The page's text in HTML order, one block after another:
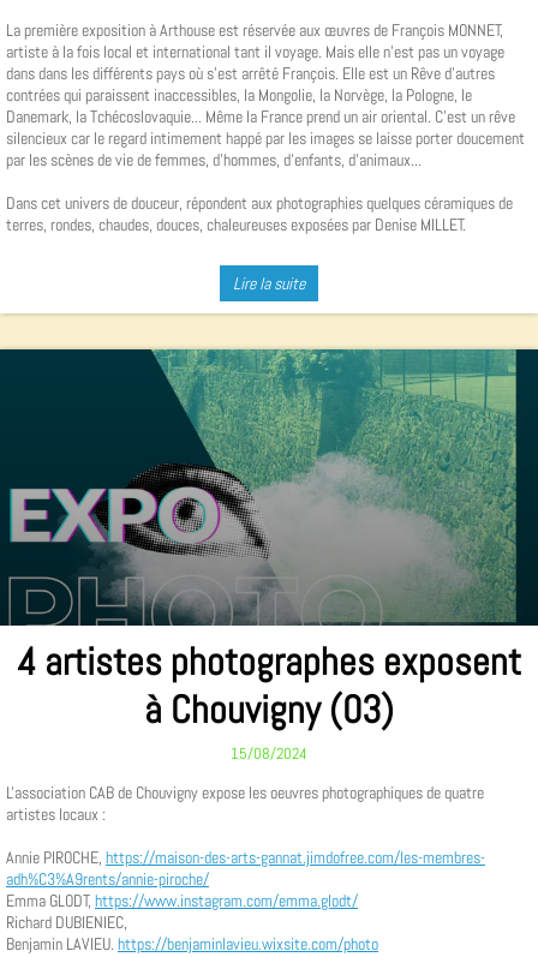
La première exposition à Arthouse est réservée aux œuvres de François MONNET,
artiste à la fois local et international tant il voyage. Mais elle n'est pas un voyage
dans dans les différents pays où s'est arrêté François. Elle est un Rêve d'autres
contrées qui paraissent inaccessibles, la Mongolie, la Norvège, la Pologne, le
Danemark, la Tchécoslovaquie... Même la France prend un air oriental. C'est un rêve
silencieux car le regard intimement happé par les images se laisse porter doucement
par les scènes de vie de femmes, d'hommes, d'enfants, d'animaux...
Dans cet univers de douceur, répondent aux photographies quelques céramiques de
terres, rondes, chaudes, douces, chaleureuses exposées par Denise MILLET.
Lire la suite
4 artistes photographes exposent
à Chouvigny (03)
15/08/2024
L'association CAB de Chouvigny expose les oeuvres photographiques de quatre
artistes locaux :
Annie PIROCHE, https://maison-des-arts-gannat.jimdofree.com/les-membres-
adh%C3%A9rents/annie-piroche/
Emma GLODT, https://www.instagram.com/emma.glodt/
Richard DUBIENIEC,
Benjamin LAVIEU. https://benjaminlavieu.wixsite.com/photo